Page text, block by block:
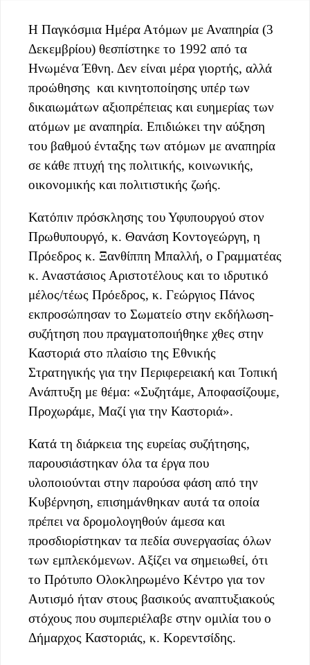
Η Παγκόσμια Ημέρα Ατόμων με Αναπηρία (3
Δεκεμβρίου) θεσπίστηκε το 1992 από τα
Ηνωμένα Έθνη. Δεν είναι μέρα γιορτής, αλλά
προώθησης και κινητοποίησης υπέρ των
δικαιωμάτων αξιοπρέπειας και ευημερίας των
ατόμων με αναπηρία. Επιδιώκει την αύξηση
του βαθμού ένταξης των ατόμων με αναπηρία
σε κάθε πτυχή της πολιτικής, κοινωνικής,
οικονομικής και πολιτιστικής ζωής.
Κατόπιν πρόσκλησης του Υφυπουργού στον
Πρωθυπουργό, κ. Θανάση Κοντογεώργη, η
Πρόεδρος κ. Ξανθίππη Μπαλλή, ο Γραμματέας
κ. Αναστάσιος Αριστοτέλους και το ιδρυτικό
μέλος/τέως Πρόεδρος, κ. Γεώργιος Πάνος
εκπροσώπησαν το Σωματείο στην εκδήλωση-
συζήτηση που πραγματοποιήθηκε χθες στην
Καστοριά στο πλαίσιο της Εθνικής
Στρατηγικής για την Περιφερειακή και Τοπική
Ανάπτυξη με θέμα: «Συζητάμε, Αποφασίζουμε,
Προχωράμε, Μαζί για την Καστοριά».
Κατά τη διάρκεια της ευρείας συζήτησης,
παρουσιάστηκαν όλα τα έργα που
υλοποιούνται στην παρούσα φάση από την
Κυβέρνηση, επισημάνθηκαν αυτά τα οποία
πρέπει να δρομολογηθούν άμεσα και
προσδιορίστηκαν τα πεδία συνεργασίας όλων
των εμπλεκόμενων. Αξίζει να σημειωθεί, ότι
το Πρότυπο Ολοκληρωμένο Κέντρο για τον
Αυτισμό ήταν στους βασικούς αναπτυξιακούς
στόχους που συμπεριέλαβε στην ομιλία του ο
Δήμαρχος Καστοριάς, κ. Κορεντσίδης.